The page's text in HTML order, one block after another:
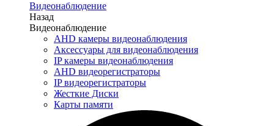
Видеонаблюдение
Назад
Видеонаблюдение
AHD камеры видеонаблюдения
Аксессуары для видеонаблюдения
IP камеры видеонаблюдения
AHD видеорегистраторы
IP видеорегистраторы
Жесткие Диски
Карты памяти